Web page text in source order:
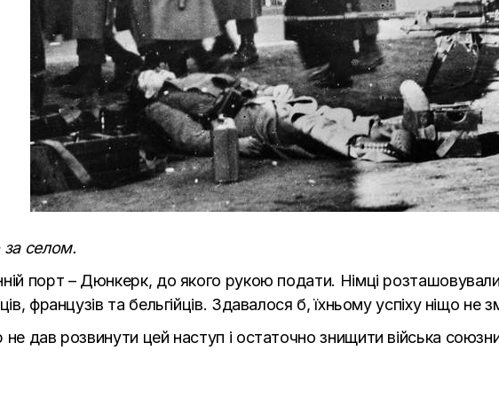
за селом.
порт – Дюнкерк, до якого рукою подати. Німці
французів та бельгійців. Здавалося б, їхньому успіху ніщо не
дав розвинути цей наступ і остаточно знищити війська